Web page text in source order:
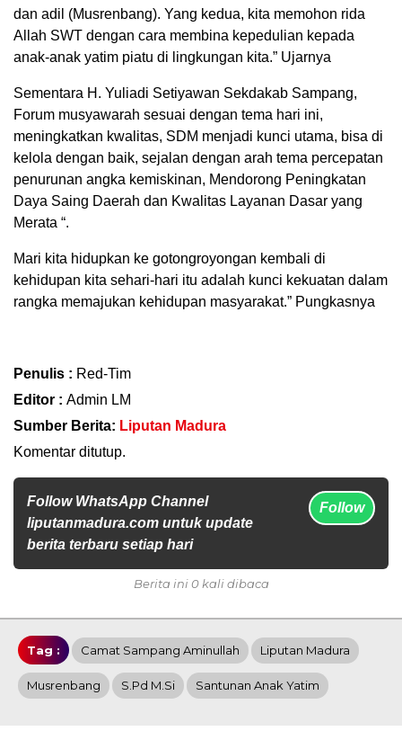
dan adil (Musrenbang). Yang kedua, kita memohon rida
Allah SWT dengan cara membina kepedulian kepada
anak-anak yatim piatu di lingkungan kita.” Ujarnya
Sementara H. Yuliadi Setiyawan Sekdakab Sampang,
Forum musyawarah sesuai dengan tema hari ini,
meningkatkan kwalitas, SDM menjadi kunci utama, bisa di
kelola dengan baik, sejalan dengan arah tema percepatan
penurunan angka kemiskinan, Mendorong Peningkatan
Daya Saing Daerah dan Kwalitas Layanan Dasar yang
Merata “.
Mari kita hidupkan ke gotongroyongan kembali di
kehidupan kita sehari-hari itu adalah kunci kekuatan dalam
rangka memajukan kehidupan masyarakat.” Pungkasnya
Penulis : Red-Tim
Editor : Admin LM
Sumber Berita: Liputan Madura
Komentar ditutup.
Follow WhatsApp Channel
liputanmadura.com untuk update
berita terbaru setiap hari
Follow
Berita ini 0 kali dibaca
Tag : Camat Sampang Aminullah Liputan Madura
Musrenbang S.Pd M.Si Santunan Anak Yatim